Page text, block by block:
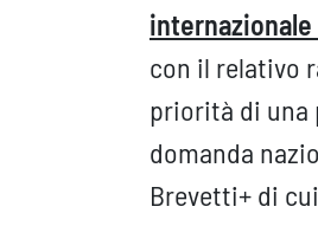
con il relativo
priorità di una
domanda
Brevetti+ di